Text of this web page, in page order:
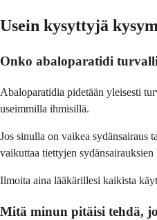
Usein kysyttyjä
Onko abaloparatidi
Abaloparatidia pidetään yleisesti
useimmilla ihmisillä.
Jos sinulla on vaikea sydänsairaus
vaikuttaa tiettyjen sydänsairauksien
Ilmoita aina lääkärillesi kaikista
Mitä minun pitäisi tehdä,